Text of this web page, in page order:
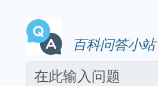
百科问答小站